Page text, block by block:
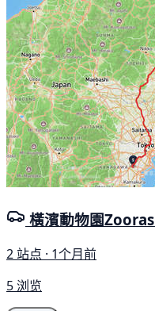
橫濱動物園
2 站点 · 1个月前
5 浏览